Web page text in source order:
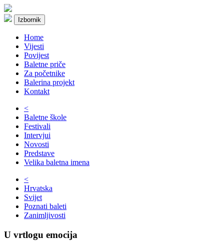
Izbornik
Home
Vijesti
Povijest
Baletne priče
Za početnike
Balerina projekt
Kontakt
<
Baletne škole
Festivali
Intervjui
Novosti
Predstave
Velika baletna imena
<
Hrvatska
Svijet
Poznati baleti
Zanimljivosti
U vrtlogu emocija